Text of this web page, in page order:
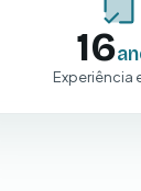
16
Experiência